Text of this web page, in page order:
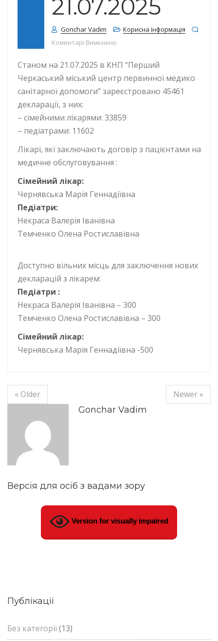
21.07.2025
Gonchar Vadim
Корисна інформація
Коментарі Вимкнено
Станом на 21.07.2025 в КНП “Перший
Черкаський міський центр первинної медико
санітарної допомоги” зареєстровано 45461
декларації, з них:
– сімейними лікарями: 33859
– педіатрами: 11602
Лікарі, які заключають договір з пацієнтами на
медичне обслуговування :
Сімейний лікар:
Чернявська Марія Геннадіївна
Педіатри:
Некраса Валерія Іванівна
Темченко Олена Ростиславівна
Доступно вільних місць для заключення нових
декларацій з лікарем:
Педіатри :
Некраса Валерія Іванівна – 300
Темченко Олена Ростиславівна – 300
Сімейний лікар:
Чернявська Марія Геннадіївна -500
« Older
Newer »
Gonchar Vadim
Версія для осіб з вадами зору
Version for visually impaired
Публікації
Без категорії(13)